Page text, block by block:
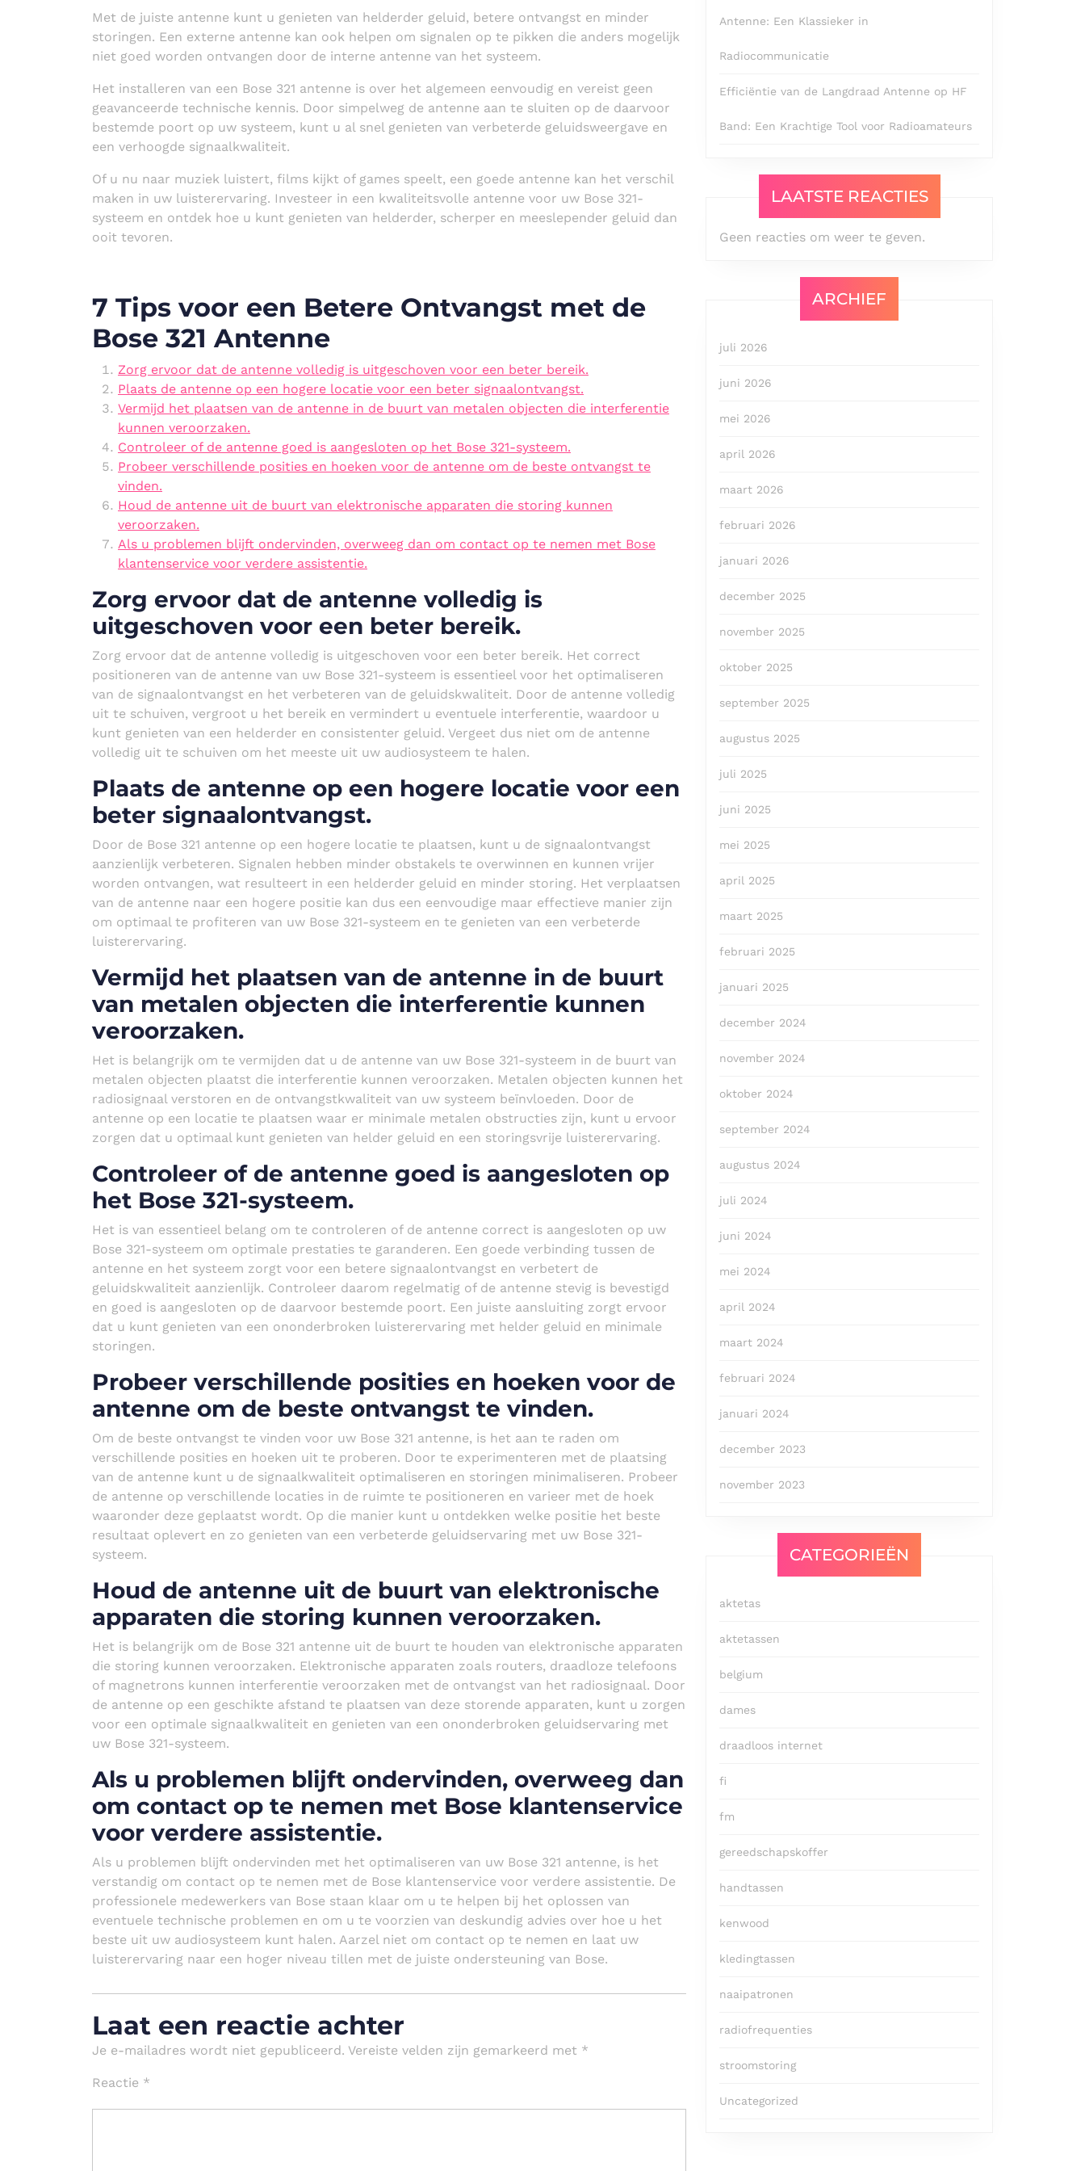
Met de juiste antenne kunt u genieten van helderder geluid, betere ontvangst en minder
storingen. Een externe antenne kan ook helpen om signalen op te pikken die anders mogelijk
niet goed worden ontvangen door de interne antenne van het systeem.
Het installeren van een Bose 321 antenne is over het algemeen eenvoudig en vereist geen
geavanceerde technische kennis. Door simpelweg de antenne aan te sluiten op de daarvoor
bestemde poort op uw systeem, kunt u al snel genieten van verbeterde geluidsweergave en
een verhoogde signaalkwaliteit.
Of u nu naar muziek luistert, films kijkt of games speelt, een goede antenne kan het verschil
maken in uw luisterervaring. Investeer in een kwaliteitsvolle antenne voor uw Bose 321-
systeem en ontdek hoe u kunt genieten van helderder, scherper en meeslepender geluid dan
ooit tevoren.
7 Tips voor een Betere Ontvangst met de
Bose 321 Antenne
Zorg ervoor dat de antenne volledig is uitgeschoven voor een beter bereik.
Plaats de antenne op een hogere locatie voor een beter signaalontvangst.
Vermijd het plaatsen van de antenne in de buurt van metalen objecten die interferentie
kunnen veroorzaken.
Controleer of de antenne goed is aangesloten op het Bose 321-systeem.
Probeer verschillende posities en hoeken voor de antenne om de beste ontvangst te
vinden.
Houd de antenne uit de buurt van elektronische apparaten die storing kunnen
veroorzaken.
Als u problemen blijft ondervinden, overweeg dan om contact op te nemen met Bose
klantenservice voor verdere assistentie.
Zorg ervoor dat de antenne volledig is
uitgeschoven voor een beter bereik.
Zorg ervoor dat de antenne volledig is uitgeschoven voor een beter bereik. Het correct
positioneren van de antenne van uw Bose 321-systeem is essentieel voor het optimaliseren
van de signaalontvangst en het verbeteren van de geluidskwaliteit. Door de antenne volledig
uit te schuiven, vergroot u het bereik en vermindert u eventuele interferentie, waardoor u
kunt genieten van een helderder en consistenter geluid. Vergeet dus niet om de antenne
volledig uit te schuiven om het meeste uit uw audiosysteem te halen.
Plaats de antenne op een hogere locatie voor een
beter signaalontvangst.
Door de Bose 321 antenne op een hogere locatie te plaatsen, kunt u de signaalontvangst
aanzienlijk verbeteren. Signalen hebben minder obstakels te overwinnen en kunnen vrijer
worden ontvangen, wat resulteert in een helderder geluid en minder storing. Het verplaatsen
van de antenne naar een hogere positie kan dus een eenvoudige maar effectieve manier zijn
om optimaal te profiteren van uw Bose 321-systeem en te genieten van een verbeterde
luisterervaring.
Vermijd het plaatsen van de antenne in de buurt
van metalen objecten die interferentie kunnen
veroorzaken.
Het is belangrijk om te vermijden dat u de antenne van uw Bose 321-systeem in de buurt van
metalen objecten plaatst die interferentie kunnen veroorzaken. Metalen objecten kunnen het
radiosignaal verstoren en de ontvangstkwaliteit van uw systeem beïnvloeden. Door de
antenne op een locatie te plaatsen waar er minimale metalen obstructies zijn, kunt u ervoor
zorgen dat u optimaal kunt genieten van helder geluid en een storingsvrije luisterervaring.
Controleer of de antenne goed is aangesloten op
het Bose 321-systeem.
Het is van essentieel belang om te controleren of de antenne correct is aangesloten op uw
Bose 321-systeem om optimale prestaties te garanderen. Een goede verbinding tussen de
antenne en het systeem zorgt voor een betere signaalontvangst en verbetert de
geluidskwaliteit aanzienlijk. Controleer daarom regelmatig of de antenne stevig is bevestigd
en goed is aangesloten op de daarvoor bestemde poort. Een juiste aansluiting zorgt ervoor
dat u kunt genieten van een ononderbroken luisterervaring met helder geluid en minimale
storingen.
Probeer verschillende posities en hoeken voor de
antenne om de beste ontvangst te vinden.
Om de beste ontvangst te vinden voor uw Bose 321 antenne, is het aan te raden om
verschillende posities en hoeken uit te proberen. Door te experimenteren met de plaatsing
van de antenne kunt u de signaalkwaliteit optimaliseren en storingen minimaliseren. Probeer
de antenne op verschillende locaties in de ruimte te positioneren en varieer met de hoek
waaronder deze geplaatst wordt. Op die manier kunt u ontdekken welke positie het beste
resultaat oplevert en zo genieten van een verbeterde geluidservaring met uw Bose 321-
systeem.
Houd de antenne uit de buurt van elektronische
apparaten die storing kunnen veroorzaken.
Het is belangrijk om de Bose 321 antenne uit de buurt te houden van elektronische apparaten
die storing kunnen veroorzaken. Elektronische apparaten zoals routers, draadloze telefoons
of magnetrons kunnen interferentie veroorzaken met de ontvangst van het radiosignaal. Door
de antenne op een geschikte afstand te plaatsen van deze storende apparaten, kunt u zorgen
voor een optimale signaalkwaliteit en genieten van een ononderbroken geluidservaring met
uw Bose 321-systeem.
Als u problemen blijft ondervinden, overweeg dan
om contact op te nemen met Bose klantenservice
voor verdere assistentie.
Als u problemen blijft ondervinden met het optimaliseren van uw Bose 321 antenne, is het
verstandig om contact op te nemen met de Bose klantenservice voor verdere assistentie. De
professionele medewerkers van Bose staan klaar om u te helpen bij het oplossen van
eventuele technische problemen en om u te voorzien van deskundig advies over hoe u het
beste uit uw audiosysteem kunt halen. Aarzel niet om contact op te nemen en laat uw
luisterervaring naar een hoger niveau tillen met de juiste ondersteuning van Bose.
Laat een reactie achter
Je e-mailadres wordt niet gepubliceerd. Vereiste velden zijn gemarkeerd met *
Reactie *
Antenne: Een Klassieker in
Radiocommunicatie
Efficiëntie van de Langdraad Antenne op HF
Band: Een Krachtige Tool voor Radioamateurs
LAATSTE REACTIES
Geen reacties om weer te geven.
ARCHIEF
juli 2026
juni 2026
mei 2026
april 2026
maart 2026
februari 2026
januari 2026
december 2025
november 2025
oktober 2025
september 2025
augustus 2025
juli 2025
juni 2025
mei 2025
april 2025
maart 2025
februari 2025
januari 2025
december 2024
november 2024
oktober 2024
september 2024
augustus 2024
juli 2024
juni 2024
mei 2024
april 2024
maart 2024
februari 2024
januari 2024
december 2023
november 2023
CATEGORIEËN
aktetas
aktetassen
belgium
dames
draadloos internet
fi
fm
gereedschapskoffer
handtassen
kenwood
kledingtassen
naaipatronen
radiofrequenties
stroomstoring
Uncategorized